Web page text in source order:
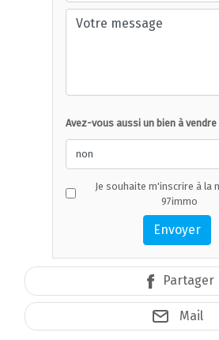
Avez-vous aussi un bien à vendre
Je souhaite m'inscrire à la
97immo
Envoyer
Partager
Mail